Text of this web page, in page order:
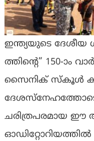
ഇന്ത്യയുടെ ദേശീയ
ത്തിൻ്റെ” 150-ാം
സൈനിക് സ്കൂൾ
ചരിത്രപരമായ
ഓഡിറ്റോറിയത്തിൽ